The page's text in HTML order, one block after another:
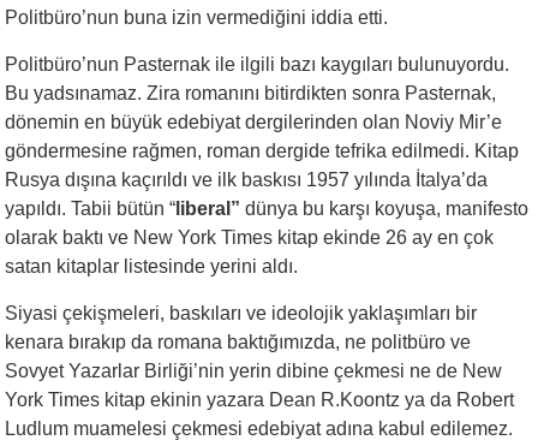
Politbüro’nun buna izin vermediğini iddia etti.
Politbüro’nun Pasternak ile ilgili bazı kaygıları bulunuyordu.
Bu yadsınamaz. Zira romanını bitirdikten sonra Pasternak,
dönemin en büyük edebiyat dergilerinden olan Noviy Mir’e
göndermesine rağmen, roman dergide tefrika edilmedi. Kitap
Rusya dışına kaçırıldı ve ilk baskısı 1957 yılında İtalya’da
yapıldı. Tabii bütün “ liberal” dünya bu karşı koyuşa, manifesto
olarak baktı ve New York Times kitap ekinde 26 ay en çok
satan kitaplar listesinde yerini aldı.
Siyasi çekişmeleri, baskıları ve ideolojik yaklaşımları bir
kenara bırakıp da romana baktığımızda, ne politbüro ve
Sovyet Yazarlar Birliği’nin yerin dibine çekmesi ne de New
York Times kitap ekinin yazara Dean R.Koontz ya da Robert
Ludlum muamelesi çekmesi edebiyat adına kabul edilemez.